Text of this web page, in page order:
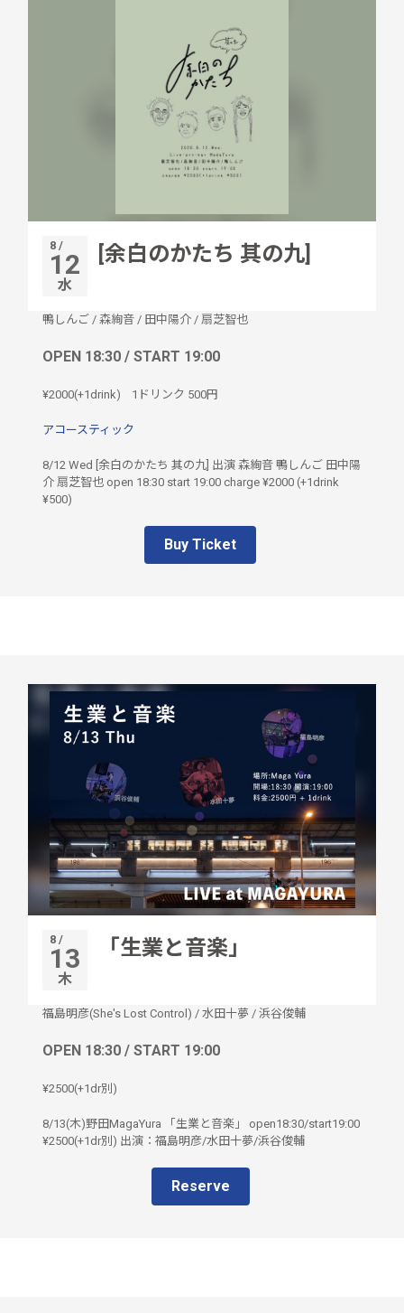
8 /
12
水
[余白のかたち 其の九]
鴨しんご / 森絢音 / 田中陽介 / 扇芝智也
OPEN 18:30 / START 19:00
¥2000(+1drink) 1ドリンク 500円
アコースティック
8/12 Wed [余白のかたち 其の九] 出演 森絢音 鴨しんご 田中陽
介 扇芝智也 open 18:30 start 19:00 charge ¥2000 (+1drink
¥500)
Buy Ticket
8 /
13
木
「生業と音楽」
福島明彦(She's Lost Control) / 水田十夢 / 浜谷俊輔
OPEN 18:30 / START 19:00
¥2500(+1dr別)
8/13(木)野田MagaYura 「生業と音楽」 open18:30/start19:00
¥2500(+1dr別) 出演：福島明彦/水田十夢/浜谷俊輔
Reserve